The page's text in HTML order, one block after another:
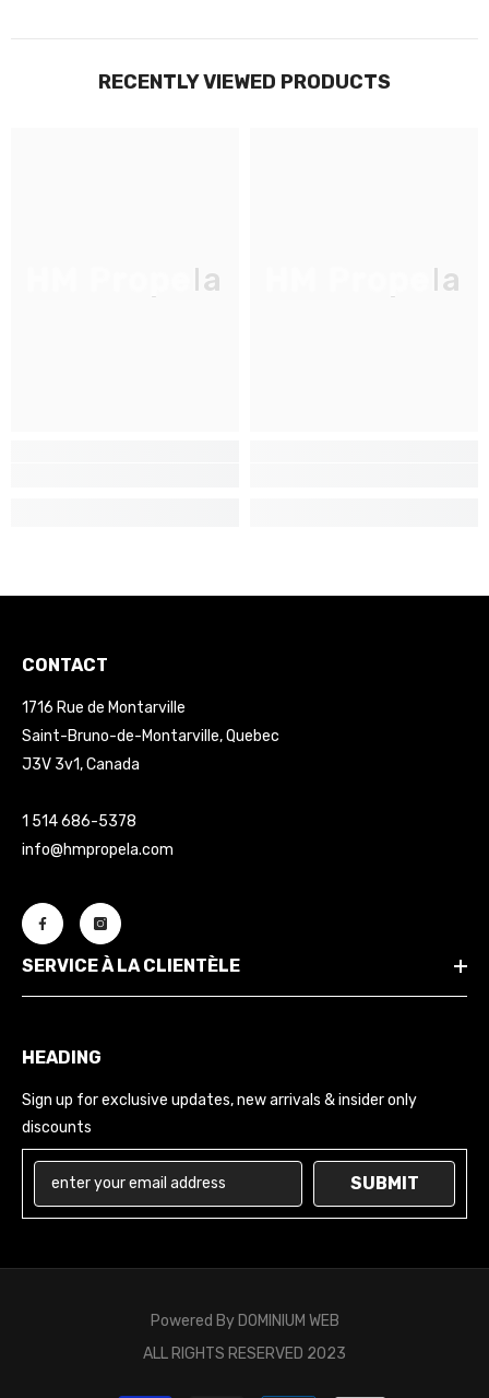
RECENTLY VIEWED PRODUCTS
HM Propela HM Propela
CONTACT
1716 Rue de Montarville
Saint-Bruno-de-Montarville, Quebec
J3V 3v1, Canada
1 514 686-5378
info@hmpropela.com
SERVICE À LA CLIENTÈLE
HEADING
Sign up for exclusive updates, new arrivals & insider only
discounts
SUBMIT
Powered By DOMINIUM WEB
ALL RIGHTS RESERVED 2023